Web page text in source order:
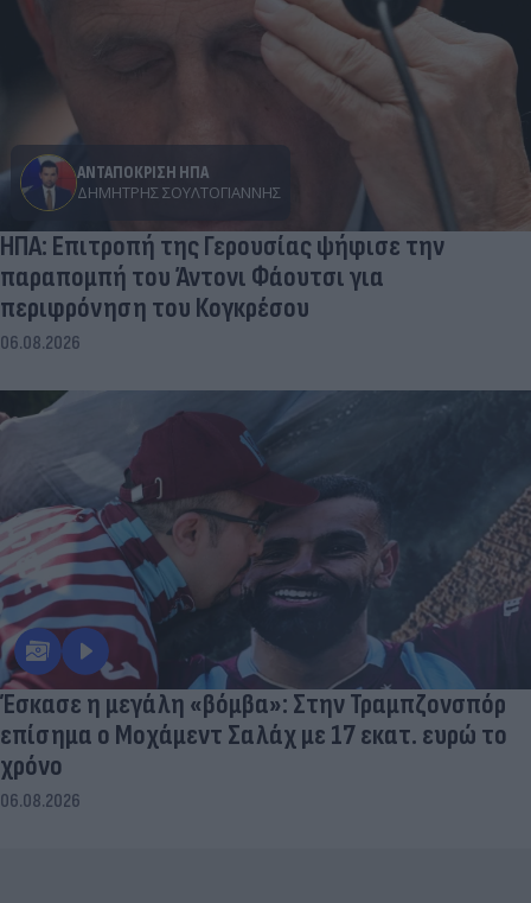
ΑΝΤΑΠΟΚΡΙΣΗ ΗΠΑ
ΔΗΜΉΤΡΗΣ ΣΟΥΛΤΟΓΙΆΝΝΗΣ
ΗΠΑ: Επιτροπή της Γερουσίας ψήφισε την
παραπομπή του Άντονι Φάουτσι για
περιφρόνηση του Κογκρέσου
06.08.2026
Έσκασε η μεγάλη «βόμβα»: Στην Τραμπζονσπόρ
επίσημα ο Μοχάμεντ Σαλάχ με 17 εκατ. ευρώ το
χρόνο
06.08.2026